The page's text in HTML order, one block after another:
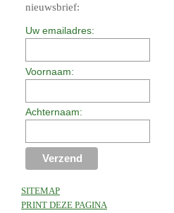
nieuwsbrief:
Uw emailadres:
Voornaam:
Achternaam:
SITEMAP
PRINT DEZE PAGINA